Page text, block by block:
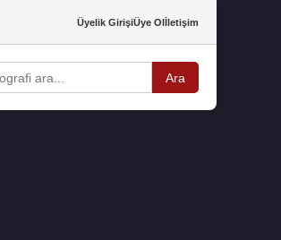
Üyelik GirişiÜye Olİletişim
Ara